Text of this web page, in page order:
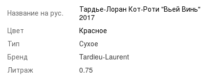
Название на рус.
Тардье-Лоран Кот-Роти "Вьей Винь"
2017
Цвет
Красное
Тип
Сухое
Бренд
Tardieu-Laurent
Литраж
0.75